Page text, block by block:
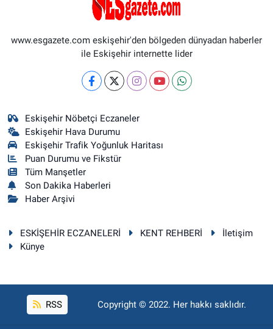
www.esgazete.com eskişehir'den bölgeden dünyadan haberler
ile Eskişehir internette lider
Eskişehir Nöbetçi Eczaneler
Eskişehir Hava Durumu
Eskişehir Trafik Yoğunluk Haritası
Puan Durumu ve Fikstür
Tüm Manşetler
Son Dakika Haberleri
Haber Arşivi
ESKİŞEHİR ECZANELERİ KENT REHBERİ
İletişim
Künye
RSS Copyright © 2022. Her hakkı saklıdır.